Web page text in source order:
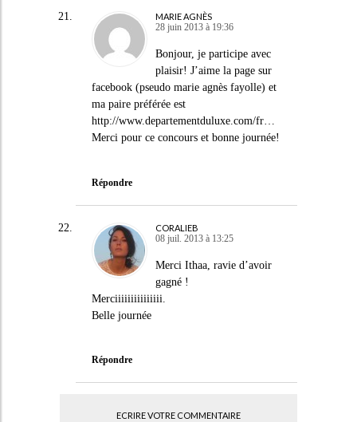
MARIE AGNÈS
28 juin 2013 à 19:36
Bonjour, je participe avec
plaisir! J’aime la page sur
facebook (pseudo marie agnès fayolle) et
ma paire préférée est
http://www.departementduluxe.com/fr…
Merci pour ce concours et bonne journée!
Répondre
CORALIEB
08 juil. 2013 à 13:25
Merci Ithaa, ravie d’avoir
gagné !
Merciiiiiiiiiiiiiii.
Belle journée
Répondre
ECRIRE VOTRE COMMENTAIRE